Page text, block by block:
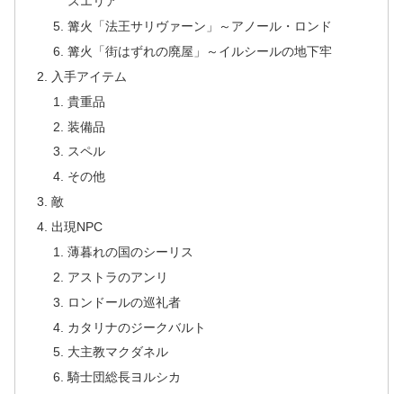
篝火「法王サリヴァーン」～アノール・ロンド
篝火「街はずれの廃屋」～イルシールの地下牢
入手アイテム
貴重品
装備品
スペル
その他
敵
出現NPC
薄暮れの国のシーリス
アストラのアンリ
ロンドールの巡礼者
カタリナのジークバルト
大主教マクダネル
騎士団総長ヨルシカ